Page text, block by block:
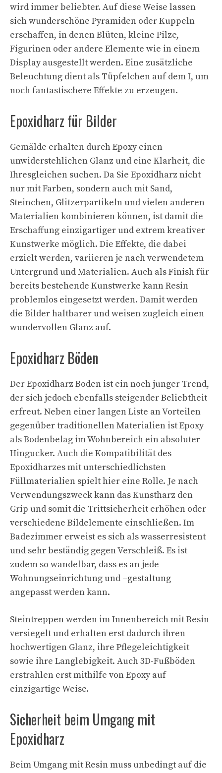
wird immer beliebter. Auf diese Weise lassen
sich wunderschöne Pyramiden oder Kuppeln
erschaffen, in denen Blüten, kleine Pilze,
Figurinen oder andere Elemente wie in einem
Display ausgestellt werden. Eine zusätzliche
Beleuchtung dient als Tüpfelchen auf dem I, um
noch fantastischere Effekte zu erzeugen.
Epoxidharz für Bilder
Gemälde erhalten durch Epoxy einen
unwiderstehlichen Glanz und eine Klarheit, die
Ihresgleichen suchen. Da Sie Epoxidharz nicht
nur mit Farben, sondern auch mit Sand,
Steinchen, Glitzerpartikeln und vielen anderen
Materialien kombinieren können, ist damit die
Erschaffung einzigartiger und extrem kreativer
Kunstwerke möglich. Die Effekte, die dabei
erzielt werden, variieren je nach verwendetem
Untergrund und Materialien. Auch als Finish für
bereits bestehende Kunstwerke kann Resin
problemlos eingesetzt werden. Damit werden
die Bilder haltbarer und weisen zugleich einen
wundervollen Glanz auf.
Epoxidharz Böden
Der Epoxidharz Boden ist ein noch junger Trend,
der sich jedoch ebenfalls steigender Beliebtheit
erfreut. Neben einer langen Liste an Vorteilen
gegenüber traditionellen Materialien ist Epoxy
als Bodenbelag im Wohnbereich ein absoluter
Hingucker. Auch die Kompatibilität des
Epoxidharzes mit unterschiedlichsten
Füllmaterialien spielt hier eine Rolle. Je nach
Verwendungszweck kann das Kunstharz den
Grip und somit die Trittsicherheit erhöhen oder
verschiedene Bildelemente einschließen. Im
Badezimmer erweist es sich als wasserresistent
und sehr beständig gegen Verschleiß. Es ist
zudem so wandelbar, dass es an jede
Wohnungseinrichtung und –gestaltung
angepasst werden kann.
Steintreppen werden im Innenbereich mit Resin
versiegelt und erhalten erst dadurch ihren
hochwertigen Glanz, ihre Pflegeleichtigkeit
sowie ihre Langlebigkeit. Auch 3D-Fußböden
erstrahlen erst mithilfe von Epoxy auf
einzigartige Weise.
Sicherheit beim Umgang mit
Epoxidharz
Beim Umgang mit Resin muss unbedingt auf die